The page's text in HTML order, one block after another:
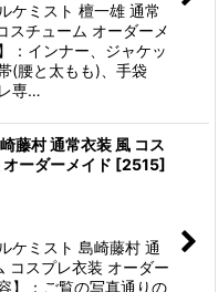
ケミスト 檀一雄 通常
スチューム オーダーメ
：インナー、ジャケッ
(腰と太もも)、手袋
専…
藤村 通常衣装 風 コス
ーダーメイド [2515]
ケミスト 島崎藤村 通
コスプレ衣装 オーダー
】：ご覧の写真通りの